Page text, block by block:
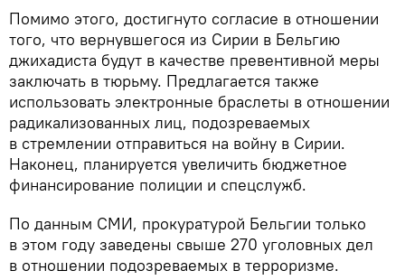
Помимо этого, достигнуто согласие в отношении
того, что вернувшегося из Сирии в Бельгию
джихадиста будут в качестве превентивной меры
заключать в тюрьму. Предлагается также
использовать электронные браслеты в отношении
радикализованных лиц, подозреваемых
в стремлении отправиться на войну в Сирии.
Наконец, планируется увеличить бюджетное
финансирование полиции и спецслужб.
По данным СМИ, прокуратурой Бельгии только
в этом году заведены свыше 270 уголовных дел
в отношении подозреваемых в терроризме.